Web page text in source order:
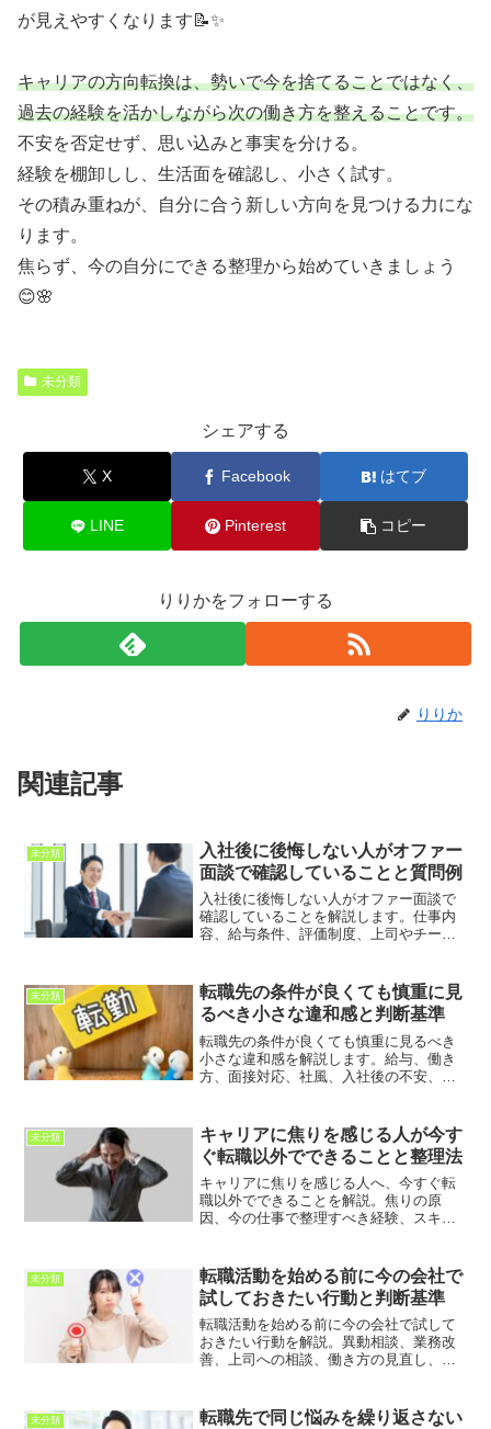
が見えやすくなります📝✨
キャリアの方向転換は、勢いで今を捨てることではなく、
過去の経験を活かしながら次の働き方を整えることです。
不安を否定せず、思い込みと事実を分ける。
経験を棚卸しし、生活面を確認し、小さく試す。
その積み重ねが、自分に合う新しい方向を見つける力にな
ります。
焦らず、今の自分にできる整理から始めていきましょう
😊🌸
未分類
シェアする
X Facebook はてブ
LINE Pinterest コピー
りりかをフォローする
りりか
関連記事
未分類
入社後に後悔しない人がオファー
面談で確認していることと質問例
入社後に後悔しない人がオファー面談で
確認していることを解説します。仕事内
容、給与条件、評価制度、上司やチー
ます。
未分類
転職先の条件が良くても慎重に見
るべき小さな違和感と判断基準
転職先の条件が良くても慎重に見るべき
小さな違和感を解説します。給与、働き
方、面接対応、社風、入社後の不安、自
す。
未分類
キャリアに焦りを感じる人が今す
ぐ転職以外でできることと整理法
キャリアに焦りを感じる人へ、今すぐ転
職以外でできることを解説。焦りの原
因、今の仕事で整理すべき経験、スキル
す。
未分類
転職活動を始める前に今の会社で
試しておきたい行動と判断基準
転職活動を始める前に今の会社で試して
おきたい行動を解説。異動相談、業務改
善、上司への相談、働き方の見直し、ス
未分類
転職先で同じ悩みを繰り返さない